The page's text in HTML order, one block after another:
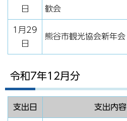
日
歓会
1月29
日
熊谷市観光協会新年会
令和7年12月分
支出日 支出内容